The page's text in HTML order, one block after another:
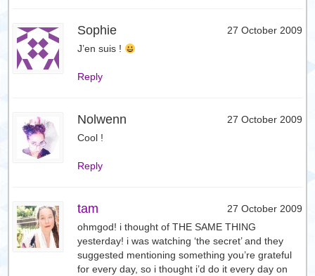
Sophie
27 October 2009
J’en suis !
Reply
Nolwenn
27 October 2009
Cool !
Reply
tam
27 October 2009
ohmgod! i thought of THE SAME THING
yesterday! i was watching ‘the secret’ and they
suggested mentioning something you’re grateful
for every day, so i thought i’d do it every day on